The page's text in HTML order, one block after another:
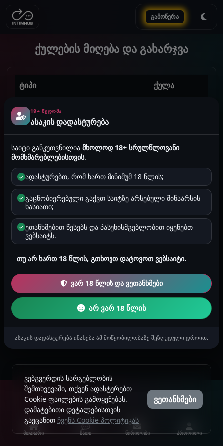
გამოწერა
ქულების მიღება და გახარჯვა
ტიპი
ქულა
ისტორიის დამატება
ისტორიის დარეპორტება
მთავარი საიტის შესახებ
წესები კონფიდენციალურობა
ქულები შეტყობინებები
კონტაქტი
© 2024 - 2026 ყველა უფლება დაცულია. უნებართვო
გამოყენება აკრძალულია.
18+ ᲬᲕᲓᲝᲛᲐ
ასაკის დადასტურება
საიტი განკუთვნილიამხოლოდ 18+ სრულწლოვანი
მომხმარებლებისთვის.
ადასტურებთ, რომ ხართ მინიმუმ 18 წლის;
გაცნობიერებული გაქვთ საიტზე არსებული შინაარსის
ხასიათი;
ეთანხმებით წესებს და პასუხისმგებლობით იყენებთ
ვებსაიტს.
თუ არ ხართ 18 წლის, გთხოვთ დატოვოთ ვებსაიტი.
ვარ 18 წლის და ვეთანხმები
არ ვარ 18 წლის
ასაკის დადასტურება ინახება ამ მოწყობილობაზე შეზღუდული დროით.
ვებგვერდის სარგებლობის
შემთხვევაში, თქვენ ადასტურებთ
Cookie ფაილების გამოყენებას.
დამატებითი დეტალებისთვის
გაეცანით ჩვენს Cookie პოლიტიკას
ვეთანხმები
მთავარი ჩათი წერილები პროფილი